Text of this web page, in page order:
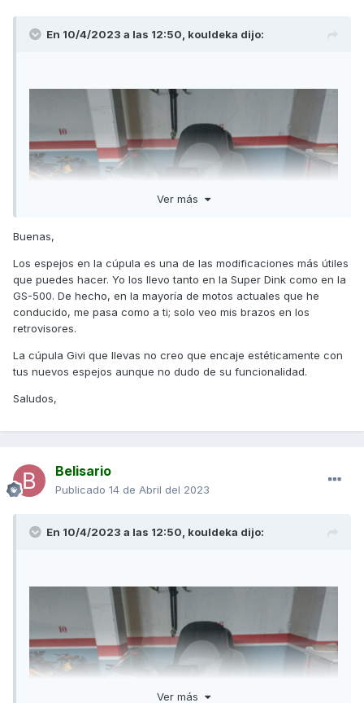
En 10/4/2023 a las 12:50, kouldeka dijo:
Ver más
Buenas,
Los espejos en la cúpula es una de las modificaciones más útiles
que puedes hacer. Yo los llevo tanto en la Super Dink como en la
GS-500. De hecho, en la mayoría de motos actuales que he
conducido, me pasa como a ti; solo veo mis brazos en los
retrovisores.
La cúpula Givi que llevas no creo que encaje estéticamente con
tus nuevos espejos aunque no dudo de su funcionalidad.
Saludos,
Belisario
Publicado 14 de Abril del 2023
En 10/4/2023 a las 12:50, kouldeka dijo:
Ver más